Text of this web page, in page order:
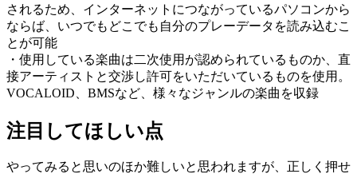
されるため、インターネットにつながっているパソコンから
ならば、いつでもどこでも自分のプレーデータを読み込むこ
とが可能
・使用している楽曲は二次使用が認められているものか、直
接アーティストと交渉し許可をいただいているものを使用。
VOCALOID、BMSなど、様々なジャンルの楽曲を収録
注目してほしい点
やってみると思いのほか難しいと思われますが、正しく押せ